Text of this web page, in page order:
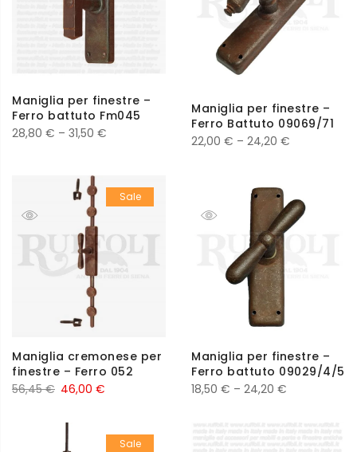
Maniglia per finestre –
Ferro battuto Fm045
28,80 € – 31,50 €
Maniglia per finestre –
Ferro Battuto 09069/71
22,00 € – 24,20 €
Sale
Maniglia cremonese per
finestre – Ferro 052
56,45€ 46,00 €
Maniglia per finestre –
Ferro battuto 09029/4/5
18,50 € – 24,20 €
Sale